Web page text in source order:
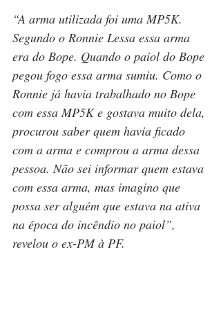
“A arma utilizada foi uma MP5K.
Segundo o Ronnie Lessa essa arma
era do Bope. Quando o paiol do Bope
pegou fogo essa arma sumiu. Como o
Ronnie já havia trabalhado no Bope
com essa MP5K e gostava muito dela,
procurou saber quem havia ficado
com a arma e comprou a arma dessa
pessoa. Não sei informar quem estava
com essa arma, mas imagino que
possa ser alguém que estava na ativa
na época do incêndio no paiol”,
revelou o ex-PM à PF.